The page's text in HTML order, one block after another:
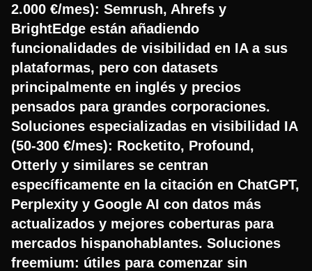
2.000 €/mes): Semrush, Ahrefs y
BrightEdge están añadiendo
funcionalidades de visibilidad en IA a sus
plataformas, pero con datasets
principalmente en inglés y precios
pensados para grandes corporaciones.
Soluciones especializadas en visibilidad IA
(50-300 €/mes): Rocketito, Profound,
Otterly y similares se centran
específicamente en la citación en ChatGPT,
Perplexity y Google AI con datos más
actualizados y mejores coberturas para
mercados hispanohablantes. Soluciones
freemium: útiles para comenzar sin